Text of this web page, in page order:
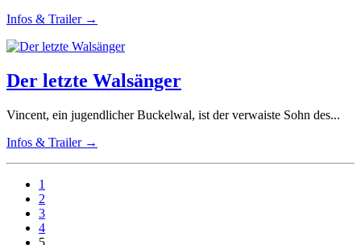
Infos & Trailer →
Der letzte Walsänger
Vincent, ein jugendlicher Buckelwal, ist der verwaiste Sohn des...
Infos & Trailer →
1
2
3
4
5